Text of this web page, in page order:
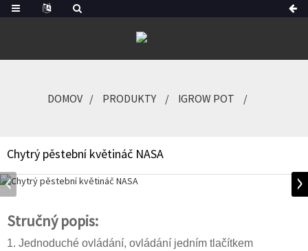
DOMOV PRODUKTY IGROW POT
Chytrý pěstební květináč NASA
Stručný popis:
1. Jednoduché ovládání, ovládání jedním tlačítkem